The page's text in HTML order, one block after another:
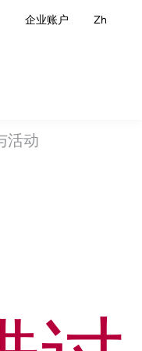
企业账户 Zh
活动